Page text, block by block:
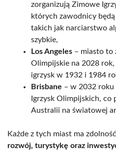
zorganizują Zimowe
których zawodnicy
takich jak narciarstwo
szybkie,
Los Angeles – miasto to
Olimpijskie na 2028
igrzysk w 1932 i 1984
Brisbane – w 2032 roku
Igrzysk Olimpijskich, co
Australii na światowej
Każde z tych miast ma
rozwój, turystykę oraz